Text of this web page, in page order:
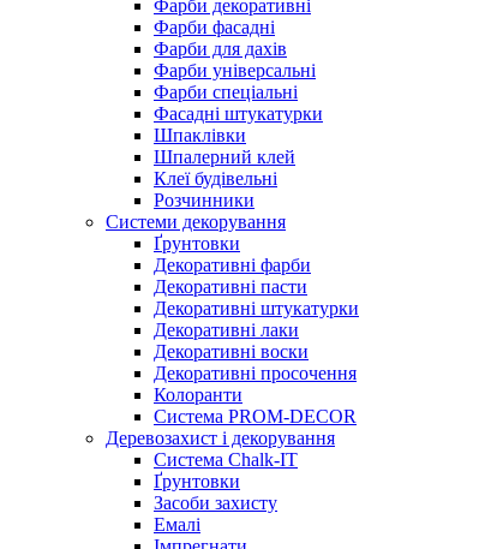
Фарби декоративні
Фарби фасадні
Фарби для дахів
Фарби універсальні
Фарби спеціальні
Фасадні штукатурки
Шпаклівки
Шпалерний клей
Клеї будівельні
Розчинники
Системи декорування
Ґрунтовки
Декоративні фарби
Декоративні пасти
Декоративні штукатурки
Декоративні лаки
Декоративні воски
Декоративні просочення
Колоранти
Система PROM-DECOR
Деревозахист і декорування
Система Chalk-IT
Ґрунтовки
Засоби захисту
Емалі